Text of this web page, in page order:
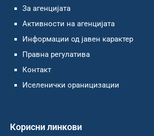
За агенцијата
Активности на агенцијата
Информации од јавен карактер
Правна регулатива
Контакт
Иселенички ораницизации
Корисни линкови